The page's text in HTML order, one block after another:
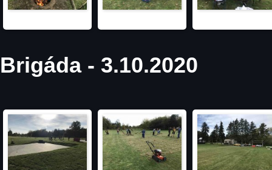
Brigáda - 3.10.2020